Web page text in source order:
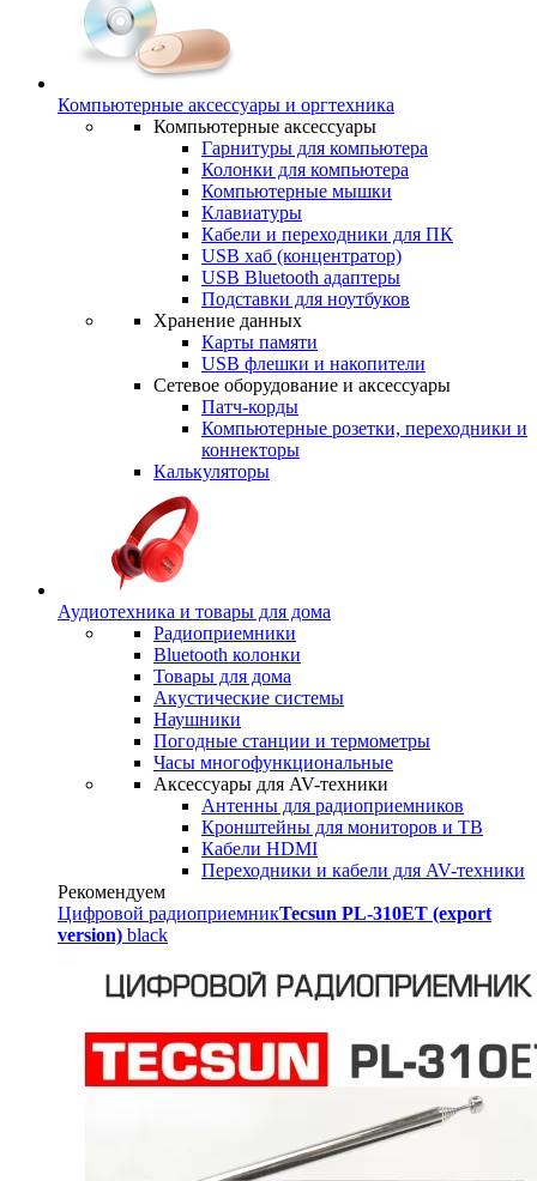
Компьютерные аксессуары и оргтехника
Компьютерные аксессуары
Гарнитуры для компьютера
Колонки для компьютера
Компьютерные мышки
Клавиатуры
Кабели и переходники для ПК
USB хаб (концентратор)
USB Bluetooth адаптеры
Подставки для ноутбуков
Хранение данных
Карты памяти
USB флешки и накопители
Сетевое оборудование и аксессуары
Патч-корды
Компьютерные розетки, переходники и
коннекторы
Калькуляторы
Аудиотехника и товары для дома
Радиоприемники
Bluetooth колонки
Товары для дома
Акустические системы
Наушники
Погодные станции и термометры
Часы многофункциональные
Аксессуары для AV-техники
Антенны для радиоприемников
Кронштейны для мониторов и ТВ
Кабели HDMI
Переходники и кабели для AV-техники
Рекомендуем
Цифровой радиоприемникTecsun PL-310ET (export
version) black